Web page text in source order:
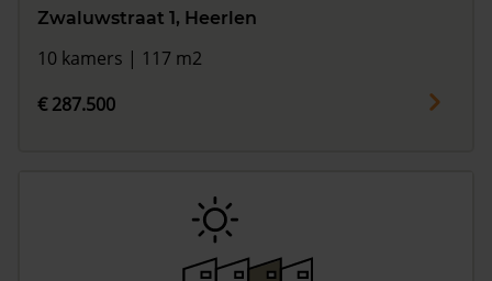
Zwaluwstraat 1, Heerlen
10 kamers | 117 m2
€ 287.500